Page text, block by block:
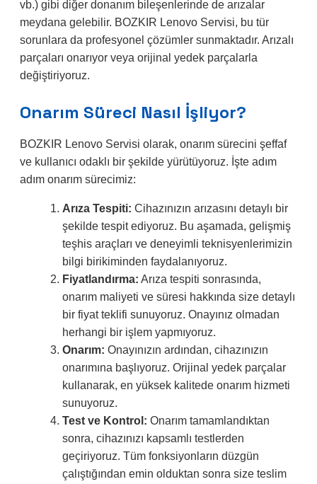
vb.) gibi diğer donanım bileşenlerinde de arızalar
meydana gelebilir. BOZKIR Lenovo Servisi, bu tür
sorunlara da profesyonel çözümler sunmaktadır. Arızalı
parçaları onarıyor veya orijinal yedek parçalarla
değiştiriyoruz.
Onarım Süreci Nasıl İşliyor?
BOZKIR Lenovo Servisi olarak, onarım sürecini şeffaf
ve kullanıcı odaklı bir şekilde yürütüyoruz. İşte adım
adım onarım sürecimiz:
Arıza Tespiti: Cihazınızın arızasını detaylı bir
şekilde tespit ediyoruz. Bu aşamada, gelişmiş
teşhis araçları ve deneyimli teknisyenlerimizin
bilgi birikiminden faydalanıyoruz.
Fiyatlandırma: Arıza tespiti sonrasında,
onarım maliyeti ve süresi hakkında size detaylı
bir fiyat teklifi sunuyoruz. Onayınız olmadan
herhangi bir işlem yapmıyoruz.
Onarım: Onayınızın ardından, cihazınızın
onarımına başlıyoruz. Orijinal yedek parçalar
kullanarak, en yüksek kalitede onarım hizmeti
sunuyoruz.
Test ve Kontrol: Onarım tamamlandıktan
sonra, cihazınızı kapsamlı testlerden
geçiriyoruz. Tüm fonksiyonların düzgün
çalıştığından emin olduktan sonra size teslim